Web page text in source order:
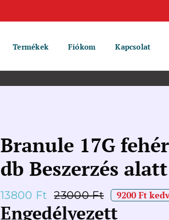
Termékek Fiókom Kapcsolat
Branule 17G
db Beszerzés
23000Ft
Original
13800 Ft
Current
9200 Ft
Engedélyezett